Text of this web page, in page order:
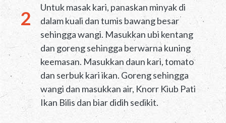
Untuk masak kari, panaskan minyak di
dalam kuali dan tumis bawang besar
sehingga wangi. Masukkan ubi kentang
dan goreng sehingga berwarna kuning
keemasan. Masukkan daun kari, tomato
dan serbuk kari ikan. Goreng sehingga
wangi dan masukkan air, Knorr Kiub Pati
Ikan Bilis dan biar didih sedikit.